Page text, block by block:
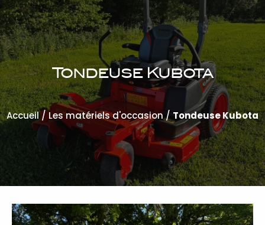
Tondeuse Kubota
Accueil/ Les matériels d'occasion/ Tondeuse Kubota